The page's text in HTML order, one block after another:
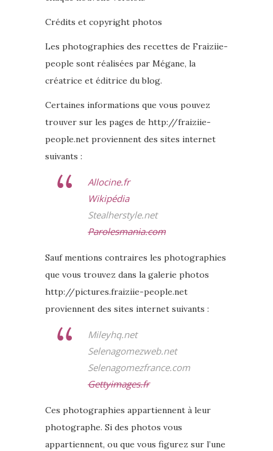
Crédits et copyright photos
Les photographies des recettes de Fraiziie-
people sont réalisées par Mégane, la
créatrice et éditrice du blog.
Certaines informations que vous pouvez
trouver sur les pages de http://fraiziie-
people.net proviennent des sites internet
suivants :
Allocine.fr
Wikipédia
Stealherstyle.net
Parolesmania.com
Sauf mentions contraires les photographies
que vous trouvez dans la galerie photos
http://pictures.fraiziie-people.net
proviennent des sites internet suivants :
Mileyhq.net
Selenagomezweb.net
Selenagomezfrance.com
Gettyimages.fr
Ces photographies appartiennent à leur
photographe. Si des photos vous
appartiennent, ou que vous figurez sur l’une